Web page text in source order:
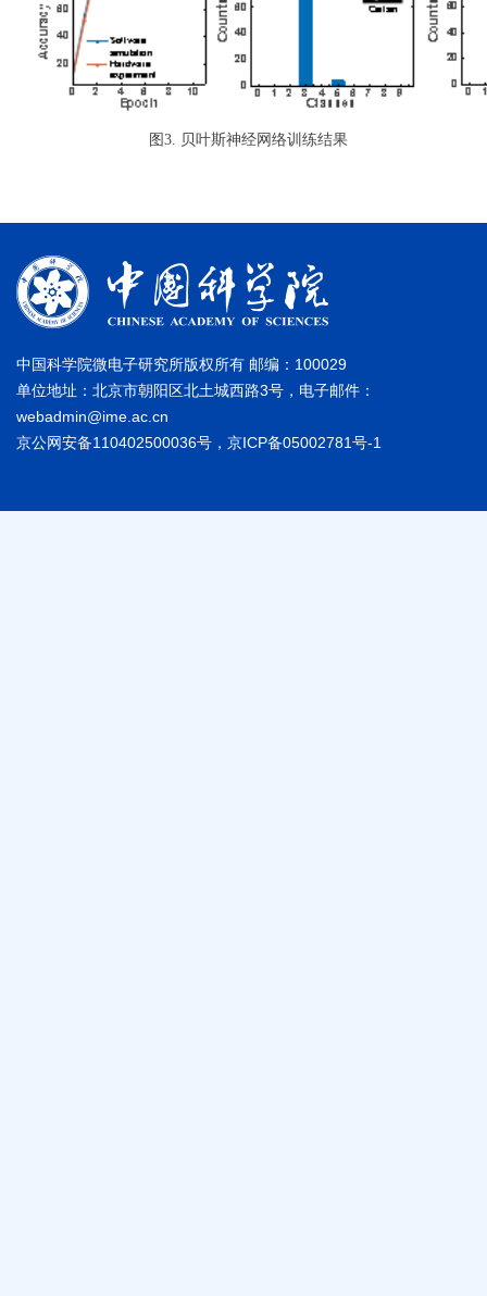
图 3. 贝叶斯神经网络训练结果
中国科学院微电子研究所版权所有 邮编：100029
单位地址：北京市朝阳区北土城西路3号，电子邮件：
webadmin@ime.ac.cn
京公网安备110402500036号，京ICP备05002781号-1